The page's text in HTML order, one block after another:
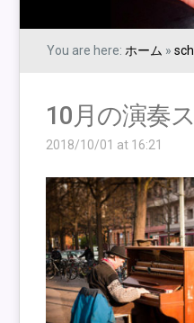
You are here: ホーム »
10月の演奏
2018/10/01 at 16:21